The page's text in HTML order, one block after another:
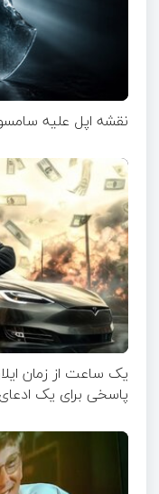
نقشه اپل علیه
پاسخی برای یک